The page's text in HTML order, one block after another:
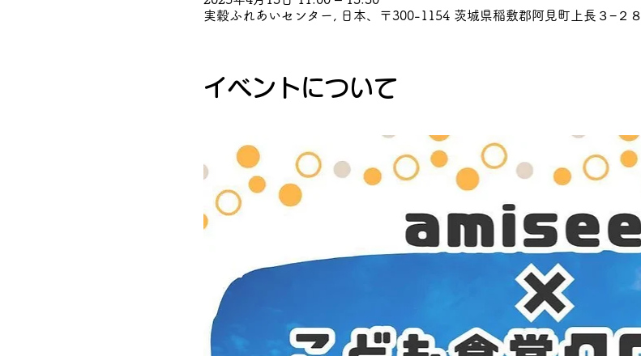
実穀ふれあいセンター, 日本、〒300-1154 茨城県稲敷郡阿見町上長３−２８
イベントについて